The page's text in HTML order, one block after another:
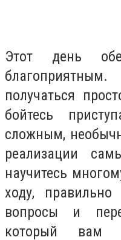
Этот день
получаться
бойтесь
сложным,
реализации
научитесь
ходу,
вопросы и
который вам